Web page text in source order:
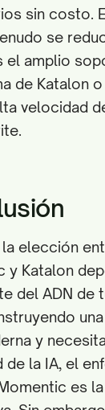
sin costo.
se
el amplio
de Katalon
velocidad
elección
y Katalon
del ADN de
y
de la IA, el
es